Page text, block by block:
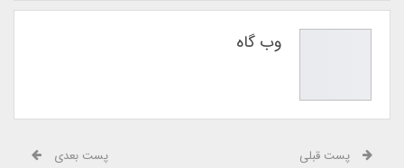
وب گاه
پست قبلی پست بعدی